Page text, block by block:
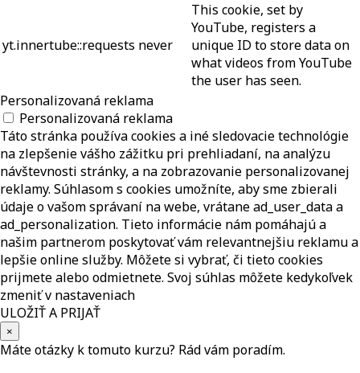
yt.innertube::requests never
This cookie, set by
YouTube, registers a
unique ID to store data on
what videos from YouTube
the user has seen.
Personalizovaná reklama
Personalizovaná reklama
Táto stránka používa cookies a iné sledovacie technológie
na zlepšenie vášho zážitku pri prehliadaní, na analýzu
návštevnosti stránky, a na zobrazovanie personalizovanej
reklamy. Súhlasom s cookies umožníte, aby sme zbierali
údaje o vašom správaní na webe, vrátane ad_user_data a
ad_personalization. Tieto informácie nám pomáhajú a
našim partnerom poskytovať vám relevantnejšiu reklamu a
lepšie online služby. Môžete si vybrať, či tieto cookies
prijmete alebo odmietnete. Svoj súhlas môžete kedykoľvek
zmeniť v nastaveniach
ULOŽIŤ A PRIJAŤ
×
Máte otázky k tomuto kurzu? Rád vám poradím.